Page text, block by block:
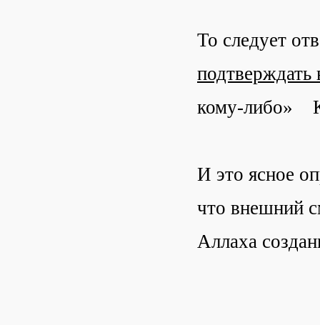
То следует
кому-либо»
И это ясное
что внешний
Аллаха